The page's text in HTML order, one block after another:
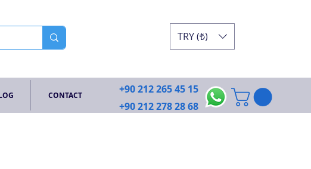
TRY (₺)
CONTACT
+90 212 265 45 15
+90 212 278 28 68